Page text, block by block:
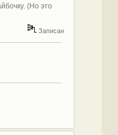
(Но это
Записан